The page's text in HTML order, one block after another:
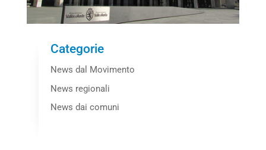
Categorie
News dal Movimento
News regionali
News dai comuni